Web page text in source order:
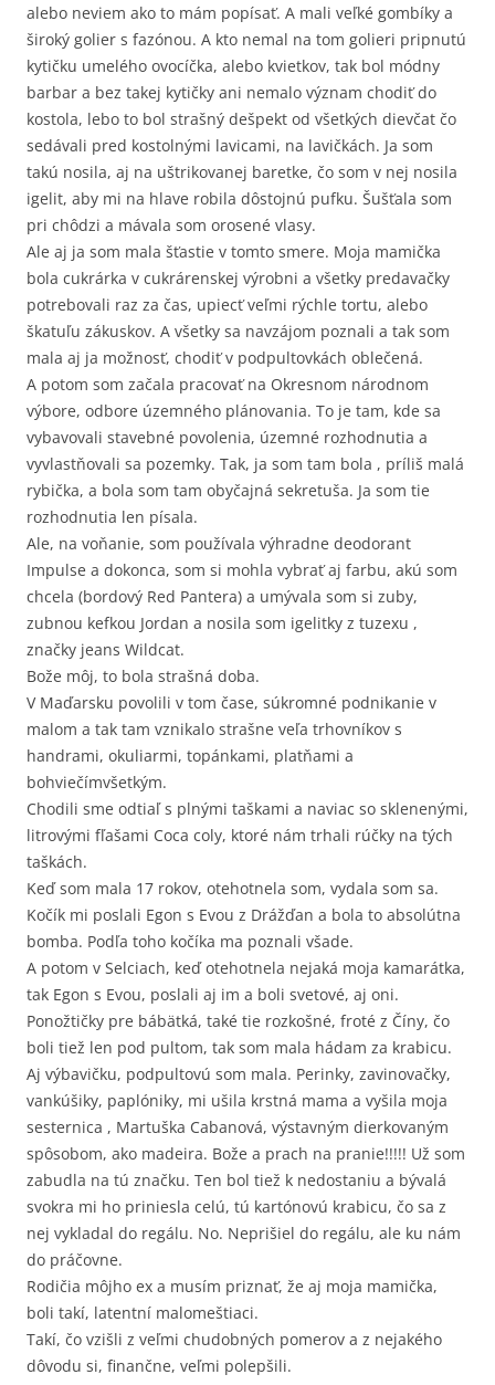
alebo neviem ako to mám popísať. A mali veľké gombíky a
široký golier s fazónou. A kto nemal na tom golieri pripnutú
kytičku umelého ovocíčka, alebo kvietkov, tak bol módny
barbar a bez takej kytičky ani nemalo význam chodiť do
kostola, lebo to bol strašný dešpekt od všetkých dievčat čo
sedávali pred kostolnými lavicami, na lavičkách. Ja som
takú nosila, aj na uštrikovanej baretke, čo som v nej nosila
igelit, aby mi na hlave robila dôstojnú pufku. Šušťala som
pri chôdzi a mávala som orosené vlasy.
Ale aj ja som mala šťastie v tomto smere. Moja mamička
bola cukrárka v cukrárenskej výrobni a všetky predavačky
potrebovali raz za čas, upiecť veľmi rýchle tortu, alebo
škatuľu zákuskov. A všetky sa navzájom poznali a tak som
mala aj ja možnosť, chodiť v podpultovkách oblečená.
A potom som začala pracovať na Okresnom národnom
výbore, odbore územného plánovania. To je tam, kde sa
vybavovali stavebné povolenia, územné rozhodnutia a
vyvlastňovali sa pozemky. Tak, ja som tam bola , príliš malá
rybička, a bola som tam obyčajná sekretuša. Ja som tie
rozhodnutia len písala.
Ale, na voňanie, som používala výhradne deodorant
Impulse a dokonca, som si mohla vybrať aj farbu, akú som
chcela (bordový Red Pantera) a umývala som si zuby,
zubnou kefkou Jordan a nosila som igelitky z tuzexu ,
značky jeans Wildcat.
Bože môj, to bola strašná doba.
V Maďarsku povolili v tom čase, súkromné podnikanie v
malom a tak tam vznikalo strašne veľa trhovníkov s
handrami, okuliarmi, topánkami, platňami a
bohviečímvšetkým.
Chodili sme odtiaľ s plnými taškami a naviac so sklenenými,
litrovými fľašami Coca coly, ktoré nám trhali rúčky na tých
taškách.
Keď som mala 17 rokov, otehotnela som, vydala som sa.
Kočík mi poslali Egon s Evou z Drážďan a bola to absolútna
bomba. Podľa toho kočíka ma poznali všade.
A potom v Selciach, keď otehotnela nejaká moja kamarátka,
tak Egon s Evou, poslali aj im a boli svetové, aj oni.
Ponožtičky pre bábätká, také tie rozkošné, froté z Číny, čo
boli tiež len pod pultom, tak som mala hádam za krabicu.
Aj výbavičku, podpultovú som mala. Perinky, zavinovačky,
vankúšiky, paplóniky, mi ušila krstná mama a vyšila moja
sesternica , Martuška Cabanová, výstavným dierkovaným
spôsobom, ako madeira. Bože a prach na pranie!!!!! Už som
zabudla na tú značku. Ten bol tiež k nedostaniu a bývalá
svokra mi ho priniesla celú, tú kartónovú krabicu, čo sa z
nej vykladal do regálu. No. Neprišiel do regálu, ale ku nám
do práčovne.
Rodičia môjho ex a musím priznať, že aj moja mamička,
boli takí, latentní malomeštiaci.
Takí, čo vzišli z veľmi chudobných pomerov a z nejakého
dôvodu si, finančne, veľmi polepšili.